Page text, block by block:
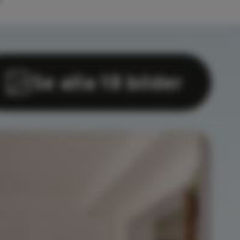
Se alla 18 bilder